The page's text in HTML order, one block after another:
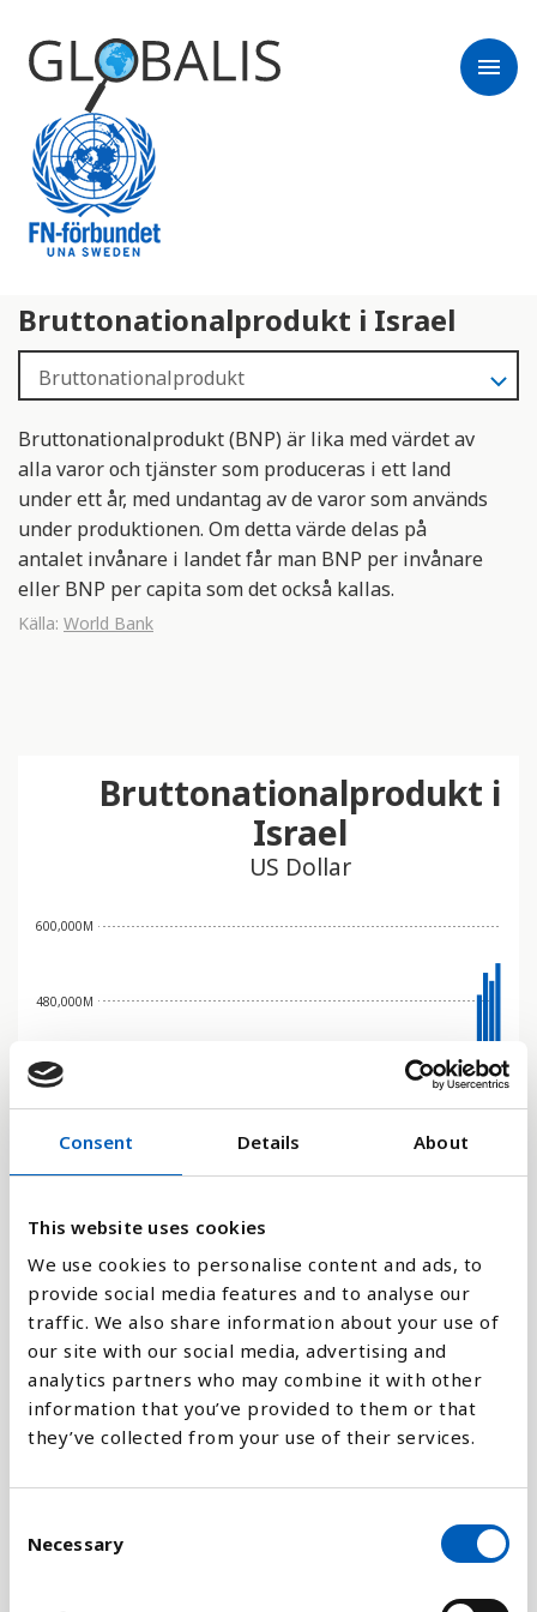
Consent Details About
This website uses cookies
We use cookies to personalise content and ads, to
provide social media features and to analyse our
traffic. We also share information about your use of
our site with our social media, advertising and
analytics partners who may combine it with other
information that you’ve provided to them or that
they’ve collected from your use of their services.
Necessary
menu
Bruttonationalprodukt i Israel
Bruttonationalprodukt (BNP) är lika med värdet av
alla varor och tjänster som produceras i ett land
under ett år, med undantag av de varor som används
under produktionen. Om detta värde delas på
antalet invånare i landet får man BNP per invånare
eller BNP per capita som det också kallas.
Källa: World Bank
0
120,000M
240,000M
360,000M
480,000M
600,000M
1960196319661969 197219751978 198119841987199019931996 199920022005200820112014201720202023
Bruttonationalprodukt i
Israel
US Dollar
Stapeldiagram